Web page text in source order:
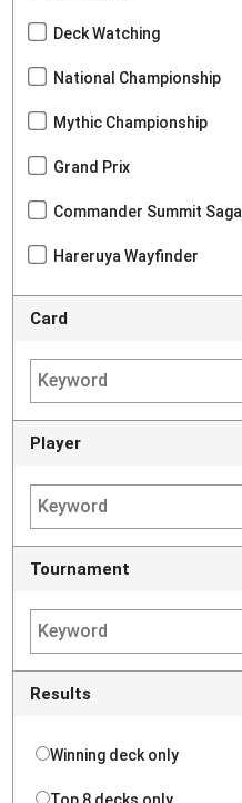
Deck Watching
National Championship
Mythic Championship
Grand Prix
Commander Summit Saga
Hareruya Wayfinder
Card
Player
Tournament
Results
Winning deck only